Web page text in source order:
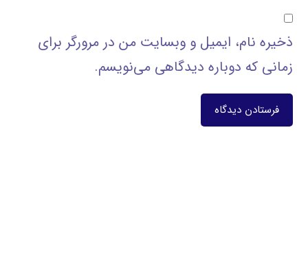
ذخیره نام، ایمیل و وبسایت من در مرورگر برای
زمانی که دوباره دیدگاهی می‌نویسم.
فرستادن دیدگاه